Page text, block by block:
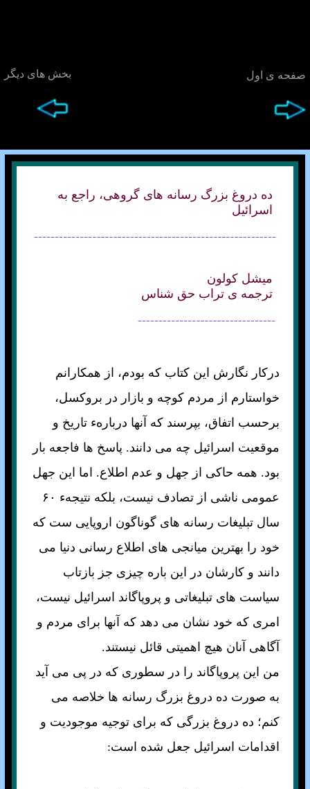
بخش های ديگر صفحه ی اول
ده دروغ بزرگ رسانه های گروهی، راجع به
اسرائيل
ميشل کولون
ترجمه ی تراب حق شناس
درکار نگارش اين کتاب که بودم، از همکارانم
خواستارم از مردم کوچه و بازار در بروکسل،
برحسب اتفاق، بپرسند که آنها دربارهء تاريخ و
موقعيت اسرائيل چه می دانند. پاسخ ها فاجعه بار
بود. همه حاکی از جهل و عدم اطلاع. اما اين جهل
عمومی ناشی از تصادف نيست، بلکه نتيجهء ۶۰
سال تبليغات رسانه های گوناگون اروپايی ست که
خود را بهترين ميانجی های اطلاع رسانی دنيا می
دانند و کارشان در اين باره چيزی جز بازتاب
سياست های تبليغاتی و پروپاگاند اسرائيل نيست،
امری که خود نشان می دهد که آنها برای مردم و
آگاهی آنان هيچ اهميتی قائل نيستند.
من اين پروپاگاند را در سطوری که در پی می آيد
به صورت ده دروغ بزرگ رسانه ها خلاصه می
کنم؛ ده دروغ بزرگی که برای توجيه موجوديت و
اقدامات اسرائيل جعل شده است: